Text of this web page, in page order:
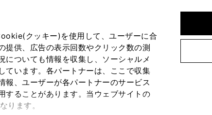
クッキー)を使用して、ユーザーに合
提供、広告の表示回数やクリック数の測
についても情報を収集し、ソーシャルメ
ています。各パートナーは、ここで収集
報、ユーザーが各パートナーのサービス
することがあります。当ウェブサイトの
ります。